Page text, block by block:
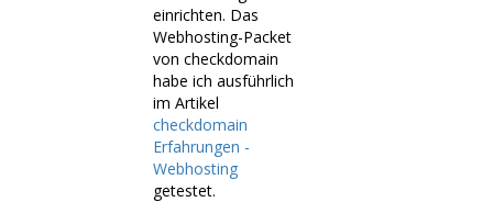
einrichten. Das
Webhosting-Packet
von checkdomain
habe ich ausführlich
im Artikel
checkdomain
Erfahrungen -
Webhosting
getestet.